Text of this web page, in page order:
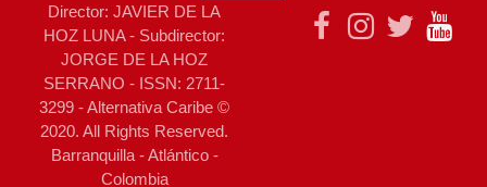
Director: JAVIER DE LA
HOZ LUNA - Subdirector:
JORGE DE LA HOZ
SERRANO - ISSN: 2711-
3299 - Alternativa Caribe ©
2020. All Rights Reserved.
Barranquilla - Atlántico -
Colombia